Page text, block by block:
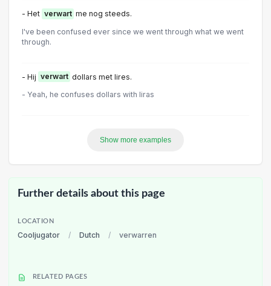
- Het verwart me nog steeds.
I've been confused ever since we went through what we went
through.
- Hij verwart dollars met lires.
- Yeah, he confuses dollars with Iiras
Show more examples
Further details about this page
LOCATION
Cooljugator / Dutch / verwarren
RELATED PAGES